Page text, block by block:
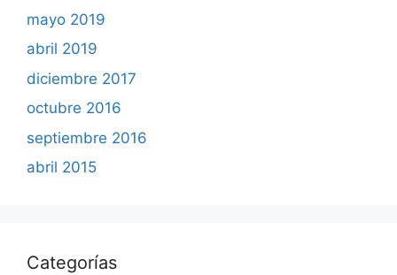
mayo 2019
abril 2019
diciembre 2017
octubre 2016
septiembre 2016
abril 2015
Categorías